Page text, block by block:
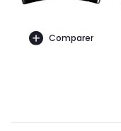
Comparer